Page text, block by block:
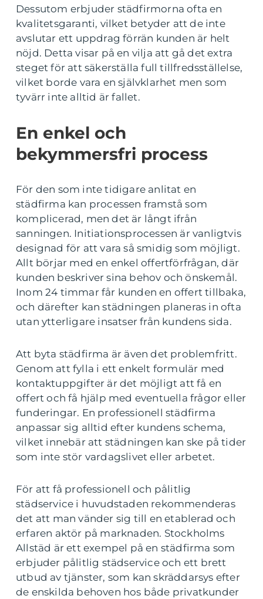
Dessutom erbjuder städfirmorna ofta en
kvalitetsgaranti, vilket betyder att de inte
avslutar ett uppdrag förrän kunden är helt
nöjd. Detta visar på en vilja att gå det extra
steget för att säkerställa full tillfredsställelse,
vilket borde vara en självklarhet men som
tyvärr inte alltid är fallet.
En enkel och
bekymmersfri process
För den som inte tidigare anlitat en
städfirma kan processen framstå som
komplicerad, men det är långt ifrån
sanningen. Initiationsprocessen är vanligtvis
designad för att vara så smidig som möjligt.
Allt börjar med en enkel offertförfrågan, där
kunden beskriver sina behov och önskemål.
Inom 24 timmar får kunden en offert tillbaka,
och därefter kan städningen planeras in ofta
utan ytterligare insatser från kundens sida.
Att byta städfirma är även det problemfritt.
Genom att fylla i ett enkelt formulär med
kontaktuppgifter är det möjligt att få en
offert och få hjälp med eventuella frågor eller
funderingar. En professionell städfirma
anpassar sig alltid efter kundens schema,
vilket innebär att städningen kan ske på tider
som inte stör vardagslivet eller arbetet.
För att få professionell och pålitlig
städservice i huvudstaden rekommenderas
det att man vänder sig till en etablerad och
erfaren aktör på marknaden. Stockholms
Allstäd är ett exempel på en städfirma som
erbjuder pålitlig städservice och ett brett
utbud av tjänster, som kan skräddarsys efter
de enskilda behoven hos både privatkunder